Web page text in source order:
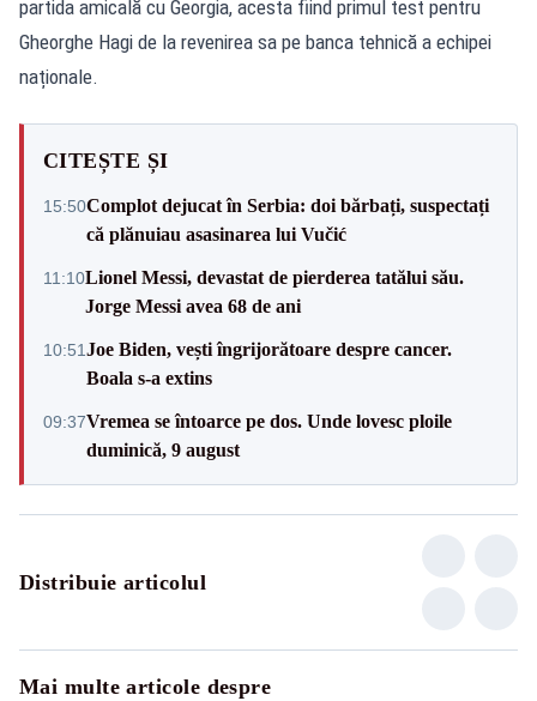
partida amicală cu Georgia, acesta fiind primul test pentru
Gheorghe Hagi de la revenirea sa pe banca tehnică a echipei
naționale.
CITEȘTE ȘI
15:50Complot dejucat în Serbia: doi bărbați, suspectați
că plănuiau asasinarea lui Vučić
11:10Lionel Messi, devastat de pierderea tatălui său.
Jorge Messi avea 68 de ani
10:51Joe Biden, vești îngrijorătoare despre cancer.
Boala s-a extins
09:37Vremea se întoarce pe dos. Unde lovesc ploile
duminică, 9 august
Distribuie articolul
Mai multe articole despre